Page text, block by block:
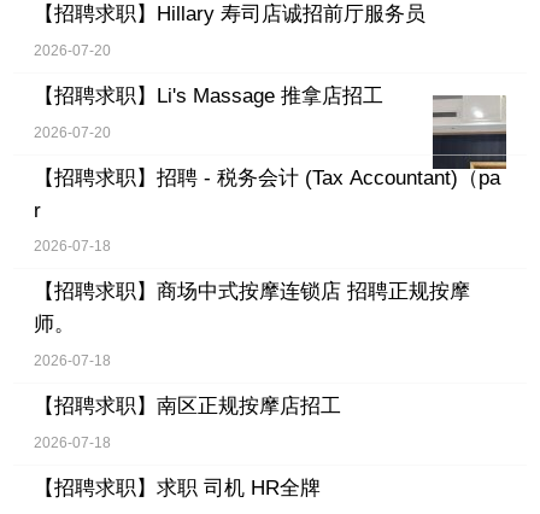
【招聘求职】 Hillary 寿司店诚招前厅服务员
2026-07-20
【招聘求职】 Li's Massage 推拿店招工
2026-07-20
【招聘求职】 招聘 - 税务会计 (Tax Accountant)（pa
r
2026-07-18
【招聘求职】 商场中式按摩连锁店 招聘正规按摩
师。
2026-07-18
【招聘求职】 南区正规按摩店招工
2026-07-18
【招聘求职】 求职 司机 HR全牌